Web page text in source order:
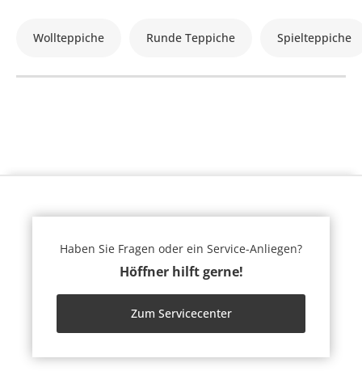
Wollteppiche Runde Teppiche Spielteppiche
Haben Sie Fragen oder ein Service-Anliegen?
Höffner hilft gerne!
Zum Servicecenter